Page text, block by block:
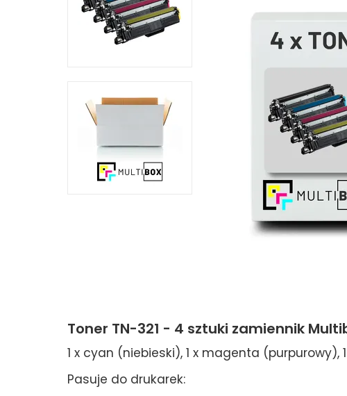
Toner TN-321 - 4 sztuki zamiennik
1 x cyan (niebieski), 1 x magenta (purpurowy),
Pasuje do drukarek: